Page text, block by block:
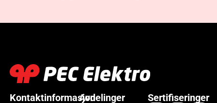
KontaktinformasjonAvdelinger
Sertifiseringer